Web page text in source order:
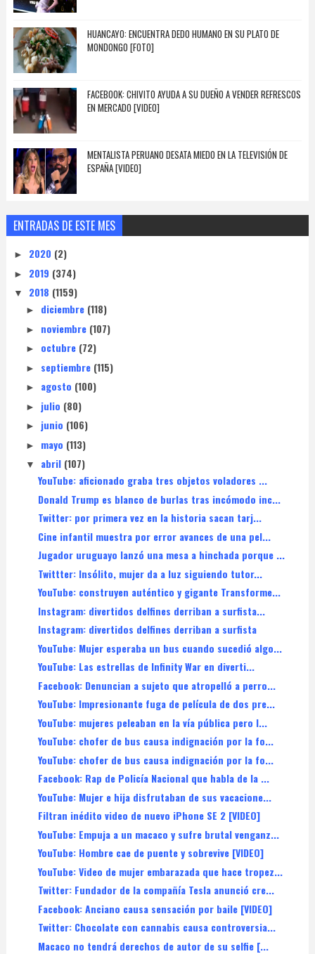
HUANCAYO: ENCUENTRA DEDO HUMANO EN SU PLATO DE
MONDONGO [FOTO]
FACEBOOK: CHIVITO AYUDA A SU DUEÑO A VENDER REFRESCOS
EN MERCADO [VIDEO]
MENTALISTA PERUANO DESATA MIEDO EN LA TELEVISIÓN DE
ESPAÑA [VIDEO]
ENTRADAS DE ESTE MES
► 2020 (2)
► 2019 (374)
▼ 2018 (1159)
► diciembre (118)
► noviembre (107)
► octubre (72)
► septiembre (115)
► agosto (100)
► julio (80)
► junio (106)
► mayo (113)
▼ abril (107)
YouTube: aficionado graba tres objetos voladores ...
Donald Trump es blanco de burlas tras incómodo inc...
Twitter: por primera vez en la historia sacan tarj...
Cine infantil muestra por error avances de una pel...
Jugador uruguayo lanzó una mesa a hinchada porque ...
Twittter: Insólito, mujer da a luz siguiendo tutor...
YouTube: construyen auténtico y gigante Transforme...
Instagram: divertidos delfines derriban a surfista...
Instagram: divertidos delfines derriban a surfista
YouTube: Mujer esperaba un bus cuando sucedió algo...
YouTube: Las estrellas de Infinity War en diverti...
Facebook: Denuncian a sujeto que atropelló a perro...
YouTube: Impresionante fuga de película de dos pre...
YouTube: mujeres peleaban en la vía pública pero l...
YouTube: chofer de bus causa indignación por la fo...
YouTube: chofer de bus causa indignación por la fo...
Facebook: Rap de Policía Nacional que habla de la ...
YouTube: Mujer e hija disfrutaban de sus vacacione...
Filtran inédito video de nuevo iPhone SE 2 [VIDEO]
YouTube: Empuja a un macaco y sufre brutal venganz...
YouTube: Hombre cae de puente y sobrevive [VIDEO]
YouTube: Video de mujer embarazada que hace tropez...
Twitter: Fundador de la compañía Tesla anunció cre...
Facebook: Anciano causa sensación por baile [VIDEO]
Twitter: Chocolate con cannabis causa controversia...
Macaco no tendrá derechos de autor de su selfie [...